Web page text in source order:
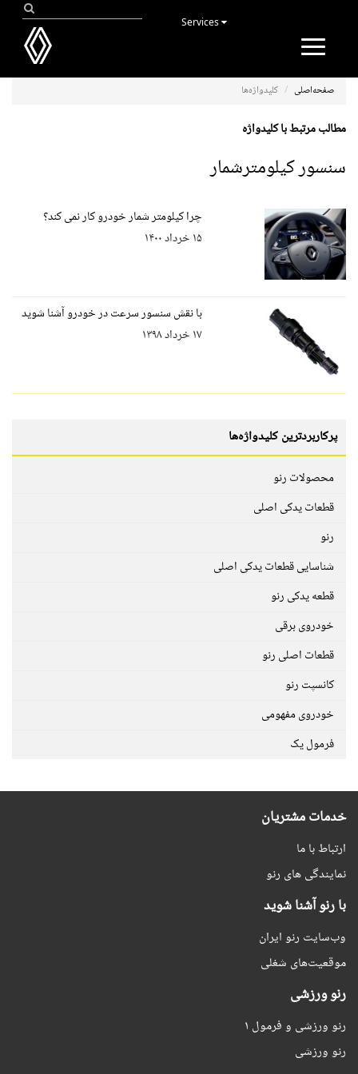
Toggle
صفحه‌اصلی کلیدواژه‌ها
مطالب مرتبط با کلیدواژه
سنسور کیلومترشمار
چرا کیلومتر شمار خودرو کار نمی کند؟
۱۵ خرداد ۱۴۰۰
با نقش سنسور سرعت در خودرو آشنا شوید
۱۷ خرداد ۱۳۹۸
پرکاربردترین کلیدواژه‌ها
محصولات رنو
قطعات یدکی اصلی
رنو
شناسایی قطعات یدکی اصلی
قطعه یدکی رنو
خودروی برقی
قطعات اصلی رنو
کانسپت رنو
خودروی مفهومی
فرمول یک
خدمات مشتریان
ارتباط با ما
نمایندگی های رنو
با رنو آشنا شوید
وب‌سایت رنو ایران
موقعیت‌های شغلی
رنو ورزشی
رنو ورزشی و فرمول ۱
رنو ورزشی